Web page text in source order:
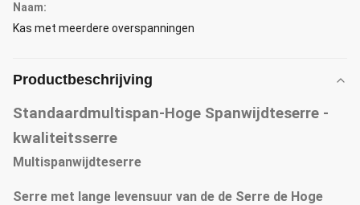
Naam:
Kas met meerdere overspanningen
Productbeschrijving
Standaardmultispan-Hoge Spanwijdteserre -
kwaliteitsserre
Multispanwijdteserre
Serre met lange levensuur van de de Serre de Hoge